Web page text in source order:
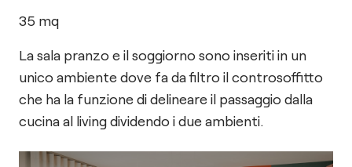
35 mq
La sala pranzo e il soggiorno sono inseriti in un
unico ambiente dove fa da filtro il controsoffitto
che ha la funzione di delineare il passaggio dalla
cucina al living dividendo i due ambienti.